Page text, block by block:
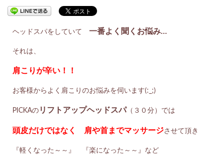
ヘッドスパをしていて 一番よく聞くお悩み…
それは、
肩こりが辛い！！
お客様からよく肩こりのお悩みを伺います(:_;)
PICKAの リフトアップヘッドスパ（３０分）では
頭皮だけではなく 肩や首までマッサージさせて頂き
『軽くなった～～』 『楽になった～～』など